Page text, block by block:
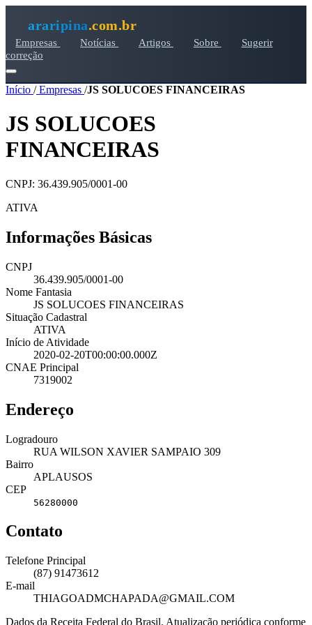
araripina.com.br
Empresas Notícias Artigos Sobre
Sugerir
correção
Início /Empresas /JS SOLUCOES FINANCEIRAS
JS SOLUCOES
FINANCEIRAS
CNPJ: 36.439.905/0001-00
ATIVA
Informações Básicas
CNPJ
36.439.905/0001-00
Nome Fantasia
JS SOLUCOES FINANCEIRAS
Situação Cadastral
ATIVA
Início de Atividade
2020-02-20T00:00:00.000Z
CNAE Principal
7319002
Endereço
Logradouro
RUA WILSON XAVIER SAMPAIO 309
Bairro
APLAUSOS
CEP
56280000
Contato
Telefone Principal
(87) 91473612
E-mail
THIAGOADMCHAPADA@GMAIL.COM
Dados da Receita Federal do Brasil. Atualização periódica conforme